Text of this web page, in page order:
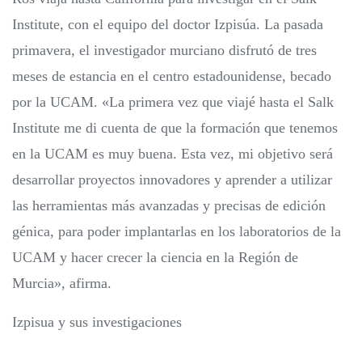
Institute, con el equipo del doctor Izpisúa. La pasada
primavera, el investigador murciano disfrutó de tres
meses de estancia en el centro estadounidense, becado
por la UCAM. «La primera vez que viajé hasta el Salk
Institute me di cuenta de que la formación que tenemos
en la UCAM es muy buena. Esta vez, mi objetivo será
desarrollar proyectos innovadores y aprender a utilizar
las herramientas más avanzadas y precisas de edición
génica, para poder implantarlas en los laboratorios de la
UCAM y hacer crecer la ciencia en la Región de
Murcia», afirma.
Izpisua y sus investigaciones